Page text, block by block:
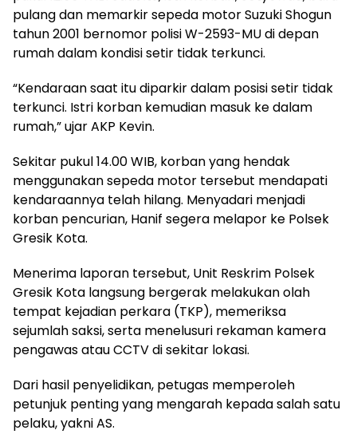
pulang dan memarkir sepeda motor Suzuki Shogun
tahun 2001 bernomor polisi W-2593-MU di depan
rumah dalam kondisi setir tidak terkunci.
“Kendaraan saat itu diparkir dalam posisi setir tidak
terkunci. Istri korban kemudian masuk ke dalam
rumah,” ujar AKP Kevin.
Sekitar pukul 14.00 WIB, korban yang hendak
menggunakan sepeda motor tersebut mendapati
kendaraannya telah hilang. Menyadari menjadi
korban pencurian, Hanif segera melapor ke Polsek
Gresik Kota.
Menerima laporan tersebut, Unit Reskrim Polsek
Gresik Kota langsung bergerak melakukan olah
tempat kejadian perkara (TKP), memeriksa
sejumlah saksi, serta menelusuri rekaman kamera
pengawas atau CCTV di sekitar lokasi.
Dari hasil penyelidikan, petugas memperoleh
petunjuk penting yang mengarah kepada salah satu
pelaku, yakni AS.